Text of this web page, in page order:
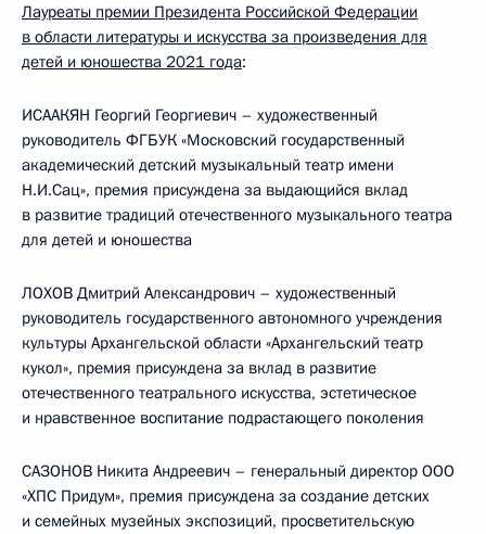
Лауреаты премии Президента Российской Федерации
в области литературы и искусства за произведения для
детей и юношества 2021 года:
ИСААКЯН Георгий Георгиевич – художественный
руководитель ФГБУК «Московский государственный
академический детский музыкальный театр имени
Н.И.Сац», премия присуждена за выдающийся вклад
в развитие традиций отечественного музыкального театра
для детей и юношества
ЛОХОВ Дмитрий Александрович – художественный
руководитель государственного автономного учреждения
культуры Архангельской области «Архангельский театр
кукол», премия присуждена за вклад в развитие
отечественного театрального искусства, эстетическое
и нравственное воспитание подрастающего поколения
САЗОНОВ Никита Андреевич – генеральный директор ООО
«ХПС Придум», премия присуждена за создание детских
и семейных музейных экспозиций, просветительскую